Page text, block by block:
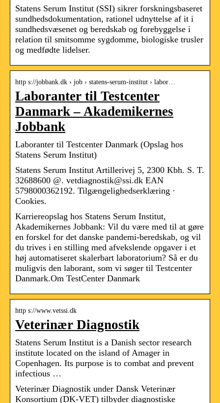
Statens Serum Institut (SSI) sikrer forskningsbaseret
sundhedsdokumentation, rationel udnyttelse af it i
sundhedsvæsenet og beredskab og forebyggelse i
relation til smitsomme sygdomme, biologiske trusler
og medfødte lidelser.
http s://jobbank.dk › job › statens-serum-institut › labor…
Laboranter til Testcenter
Danmark – Akademikernes
Jobbank
Laboranter til Testcenter Danmark (Opslag hos
Statens Serum Institut)
Statens Serum Institut Artillerivej 5, 2300 Kbh. S. T.
32688600 @. vetdiagnostik@ssi.dk EAN
5798000362192. Tilgængelighedserklæring ·
Cookies.
Karriereopslag hos Statens Serum Institut,
Akademikernes Jobbank: Vil du være med til at gøre
en forskel for det danske pandemi-beredskab, og vil
du trives i en stilling med afvekslende opgaver i et
høj automatiseret skalerbart laboratorium? Så er du
muligvis den laborant, som vi søger til Testcenter
Danmark.Om TestCenter Danmark
http s://www.vetssi.dk
Veterinær Diagnostik
Statens Serum Institut is a Danish sector research
institute located on the island of Amager in
Copenhagen. Its purpose is to combat and prevent
infectious …
Veterinær Diagnostik under Dansk Veterinær
Konsortium (DK-VET) tilbyder diagnostiske